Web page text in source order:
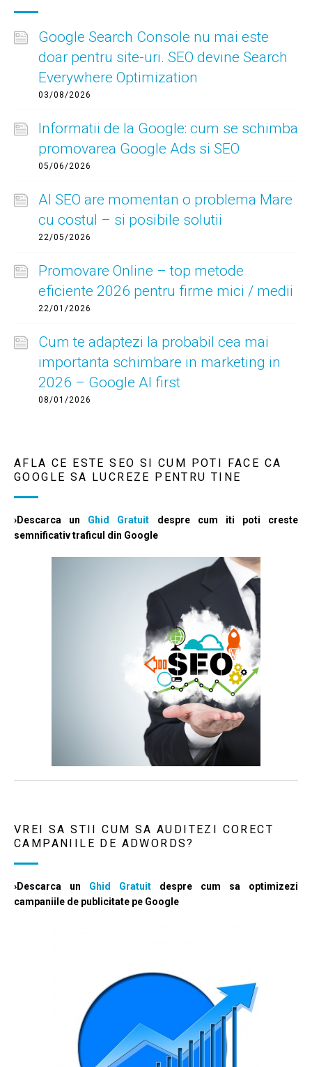
Google Search Console nu mai este
doar pentru site-uri. SEO devine Search
Everywhere Optimization
03/08/2026
Informatii de la Google: cum se schimba
promovarea Google Ads si SEO
05/06/2026
AI SEO are momentan o problema Mare
cu costul – si posibile solutii
22/05/2026
Promovare Online – top metode
eficiente 2026 pentru firme mici / medii
22/01/2026
Cum te adaptezi la probabil cea mai
importanta schimbare in marketing in
2026 – Google AI first
08/01/2026
AFLA CE ESTE SEO SI CUM POTI FACE CA
GOOGLE SA LUCREZE PENTRU TINE
›Descarca un Ghid Gratuit despre cum iti poti creste
semnificativ traficul din Google
VREI SA STII CUM SA AUDITEZI CORECT
CAMPANIILE DE ADWORDS?
›Descarca un Ghid Gratuit despre cum sa optimizezi
campaniile de publicitate pe Google